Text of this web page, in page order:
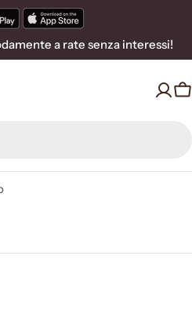
a rate senza interessi!